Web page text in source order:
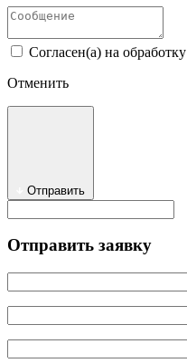
Согласен(а) на обработку
Отменить
Отправить
Отправить заявку